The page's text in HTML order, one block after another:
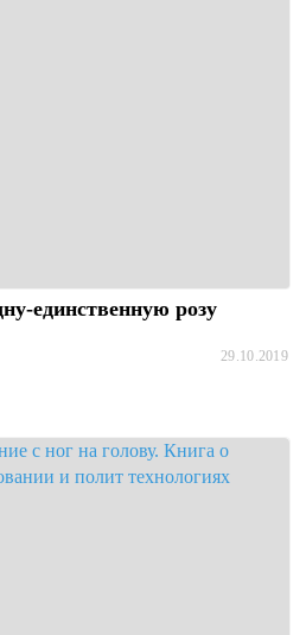
единственную розу
29.10.2019